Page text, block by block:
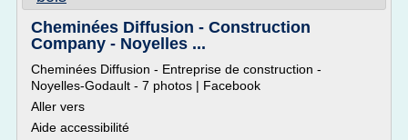
Cheminées Diffusion - Construction
Company - Noyelles ...
Cheminées Diffusion - Entreprise de construction -
Noyelles-Godault - 7 photos | Facebook
Aller vers
Aide accessibilité